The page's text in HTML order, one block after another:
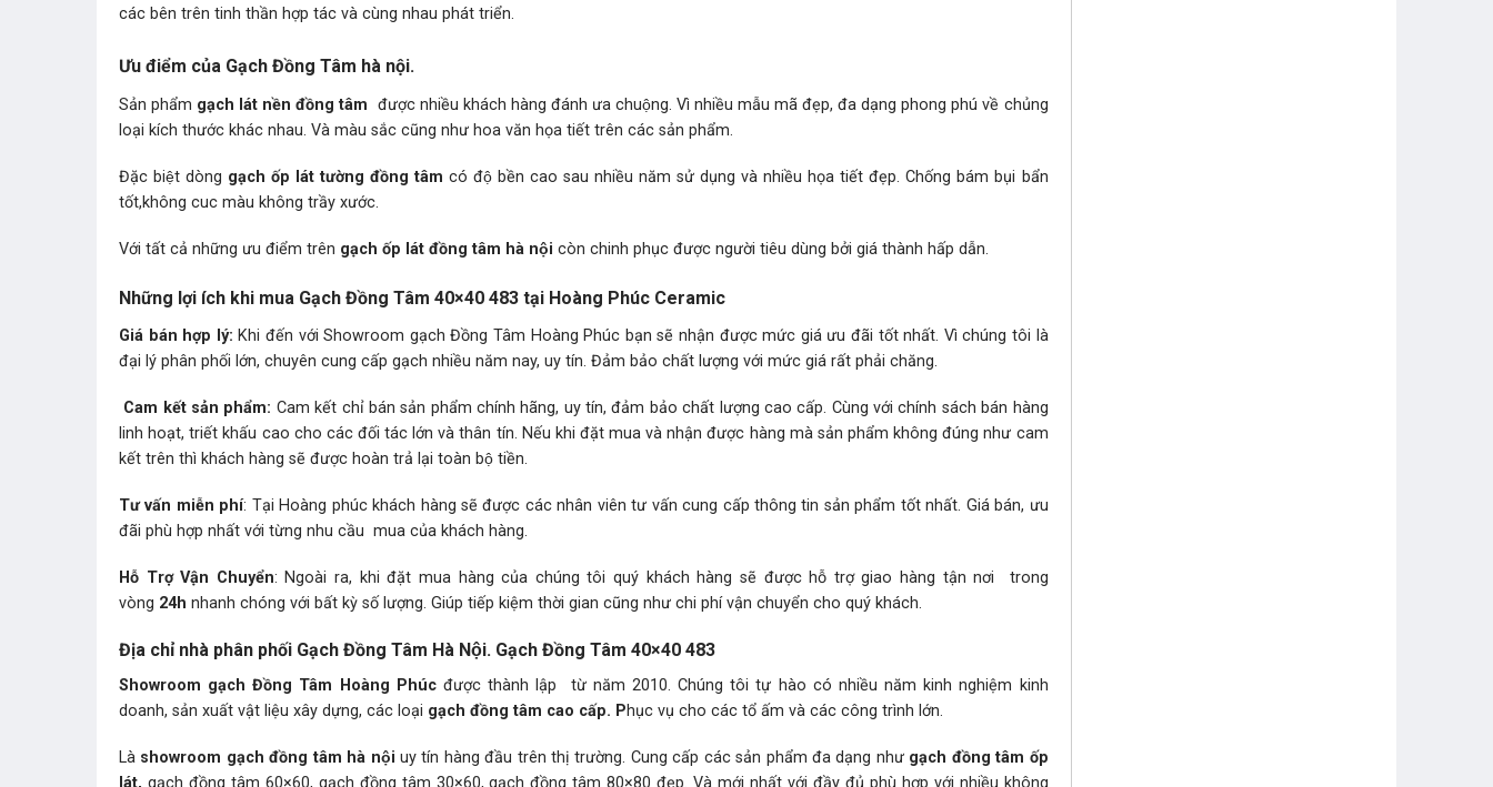
các bên trên tinh thần hợp tác và cùng nhau phát triển.
Ưu điểm của Gạch Đồng Tâm hà nội.
Sản phẩm gạch lát nền đồng tâm được nhiều khách hàng đánh ưa chuộng. Vì nhiều mẫu mã đẹp, đa dạng phong phú về chủng
loại kích thước khác nhau. Và màu sắc cũng như hoa văn họa tiết trên các sản phẩm.
Đặc biệt dòng gạch ốp lát tường đồng tâmcó độ bền cao sau nhiều năm sử dụng và nhiều họa tiết đẹp. Chống bám bụi bẩn
tốt,không cuc màu không trầy xước.
Với tất cả những ưu điểm trên gạch ốp lát đồng tâm hà nội còn chinh phục được người tiêu dùng bởi giá thành hấp dẫn.
Những lợi ích khi mua Gạch Đồng Tâm 40×40 483 tại Hoàng Phúc Ceramic
Giá bán hợp lý:Khi đến với Showroom gạch Đồng Tâm Hoàng Phúc bạn sẽ nhận được mức giá ưu đãi tốt nhất. Vì chúng tôi là
đại lý phân phối lớn, chuyên cung cấp gạch nhiều năm nay, uy tín. Đảm bảo chất lượng với mức giá rất phải chăng.
Cam kết sản phẩm: Cam kết chỉ bán sản phẩm chính hãng, uy tín, đảm bảo chất lượng cao cấp. Cùng với chính sách bán hàng
linh hoạt, triết khấu cao cho các đối tác lớn và thân tín. Nếu khi đặt mua và nhận được hàng mà sản phẩm không đúng như cam
kết trên thì khách hàng sẽ được hoàn trả lại toàn bộ tiền.
Tư vấn miễn phí: Tại Hoàng phúc khách hàng sẽ được các nhân viên tư vấn cung cấp thông tin sản phẩm tốt nhất. Giá bán, ưu
đãi phù hợp nhất với từng nhu cầu mua của khách hàng.
Hỗ Trợ Vận Chuyển: Ngoài ra, khi đặt mua hàng của chúng tôi quý khách hàng sẽ được hỗ trợ giao hàng tận nơi trong
vòng 24h nhanh chóng với bất kỳ số lượng. Giúp tiếp kiệm thời gian cũng như chi phí vận chuyển cho quý khách.
Địa chỉ nhà phân phối Gạch Đồng Tâm Hà Nội. Gạch Đồng Tâm 40×40 483
Showroom gạch Đồng Tâm Hoàng Phúcđược thành lập từ năm 2010. Chúng tôi tự hào có nhiều năm kinh nghiệm kinh
doanh, sản xuất vật liệu xây dựng, các loại gạch đồng tâm cao cấp. Phục vụ cho các tổ ấm và các công trình lớn.
Là showroom gạch đồng tâm hà nội uy tín hàng đầu trên thị trường. Cung cấp các sản phẩm đa dạng như gạch đồng tâm ốp